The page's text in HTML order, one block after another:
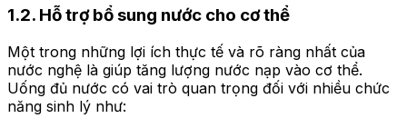
1.2. Hỗ trợ bổ sung nước cho cơ thể
Một trong những lợi ích thực tế và rõ ràng nhất của
nước nghệ là giúp tăng lượng nước nạp vào cơ thể.
Uống đủ nước có vai trò quan trọng đối với nhiều chức
năng sinh lý như: